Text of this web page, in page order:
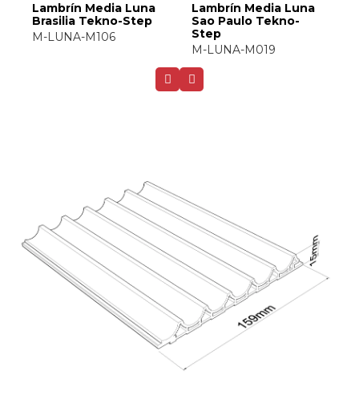
Lambrín Media Luna
Brasilia Tekno-Step
M-LUNA-M106
Lambrín Media Luna
Sao Paulo Tekno-
Step
M-LUNA-M019